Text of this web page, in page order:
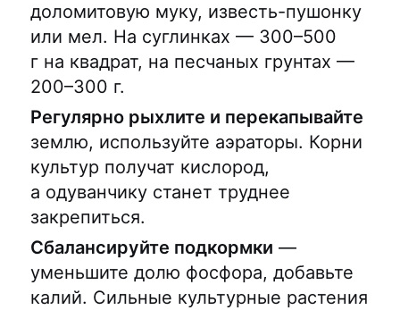
доломитовую муку, известь-пушонку
или мел. На суглинках — 300–500
г на квадрат, на песчаных грунтах —
200–300 г.
Регулярно рыхлите и перекапывайте
землю, используйте аэраторы. Корни
культур получат кислород,
а одуванчику станет труднее
закрепиться.
Сбалансируйте подкормки —
уменьшите долю фосфора, добавьте
калий. Сильные культурные растения